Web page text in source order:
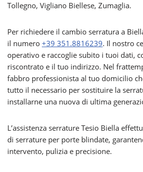
Tollegno, Vigliano Biellese, Zumaglia.
Per richiedere il cambio serratura a
il numero +39 351.8816239. Il nostro
operativo e raccoglie subito i tuoi dati,
riscontrato e il tuo indirizzo. Nel
fabbro professionista al tuo domicilio
tutto il necessario per sostituire la
installarne una nuova di ultima
L’assistenza serrature Tesio Biella
di serrature per porte blindate,
intervento, pulizia e precisione.